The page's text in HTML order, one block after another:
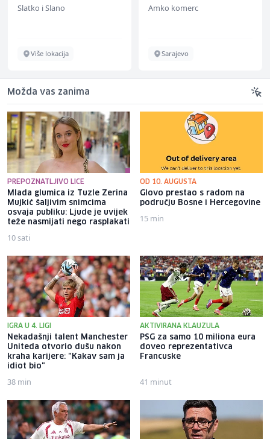
Slatko i Slano
Više lokacija
Amko komerc
Sarajevo
Možda vas zanima
PREPOZNATLJIVO LICE
Mlada glumica iz Tuzle Zerina
Mujkić šaljivim snimcima
osvaja publiku: Ljude je uvijek
teže nasmijati nego rasplakati
10 sati
OD 10. AUGUSTA
Glovo prestao s radom na
području Bosne i Hercegovine
15 min
IGRA U 4. LIGI
Nekadašnji talent Manchester
Uniteda otvorio dušu nakon
kraha karijere: "Kakav sam ja
idiot bio"
38 min
AKTIVIRANA KLAUZULA
PSG za samo 10 miliona eura
doveo reprezentativca
Francuske
41 minut